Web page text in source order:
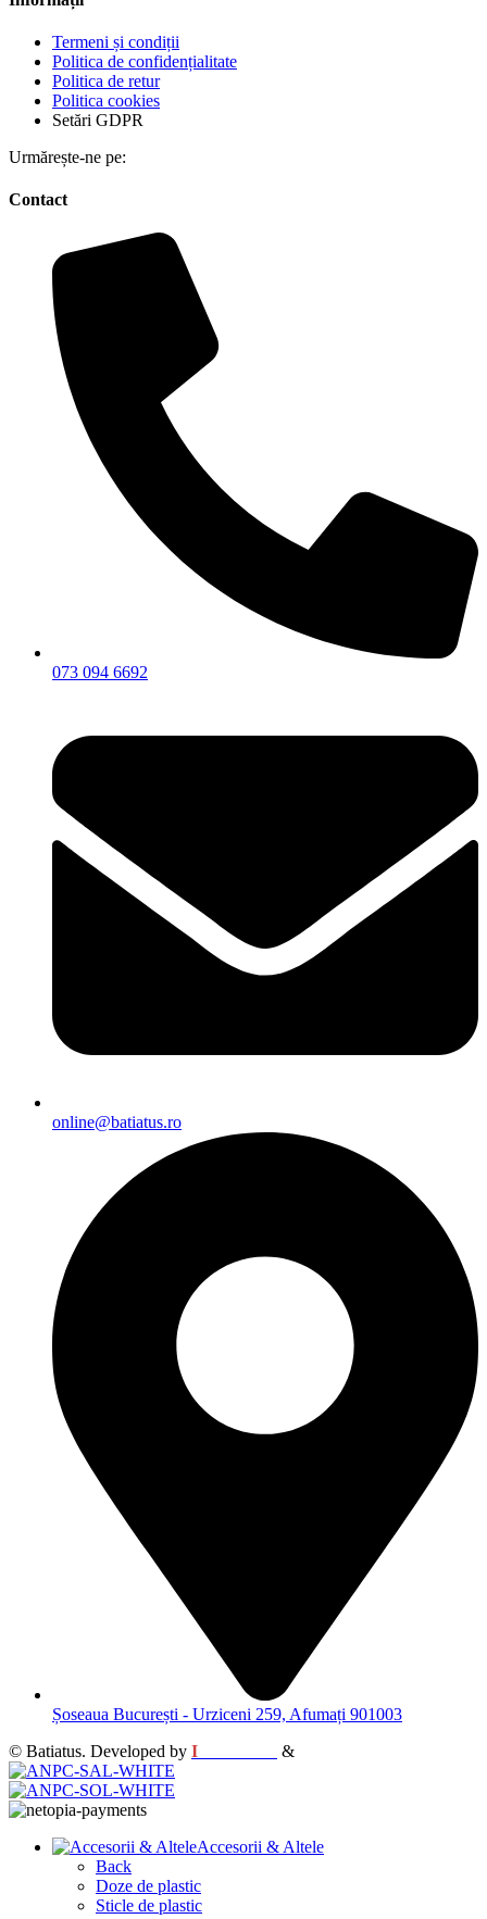
Termeni și condiții
Politica de confidențialitate
Politica de retur
Politica cookies
Setări GDPR
Urmărește-ne pe:
Contact
073 094 6692
online@batiatus.ro
Șoseaua București - Urziceni 259, Afumați 901003
© Batiatus. Developed by I &
Accesorii & Altele
Back
Doze de plastic
Sticle de plastic